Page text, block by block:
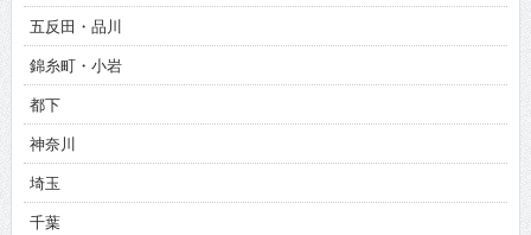
五反田・品川
錦糸町・小岩
都下
神奈川
埼玉
千葉